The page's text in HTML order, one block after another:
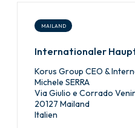
MAILAND
Internationaler
Korus Group CEO &
Michele SERRA
Via Giulio e Corrado
20127 Mailand
Italien